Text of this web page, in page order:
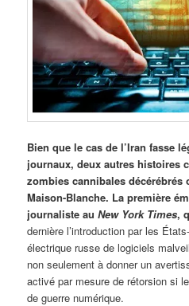
Bien que le cas de l’Iran fasse
journaux, deux autres histoires
zombies cannibales
Maison-Blanche. La première
journaliste auNew York Times,
dernière l’introduction par les
électrique russe de logiciels
non seulement à donner un
activé par mesure de rétorsion si
de guerre numérique.